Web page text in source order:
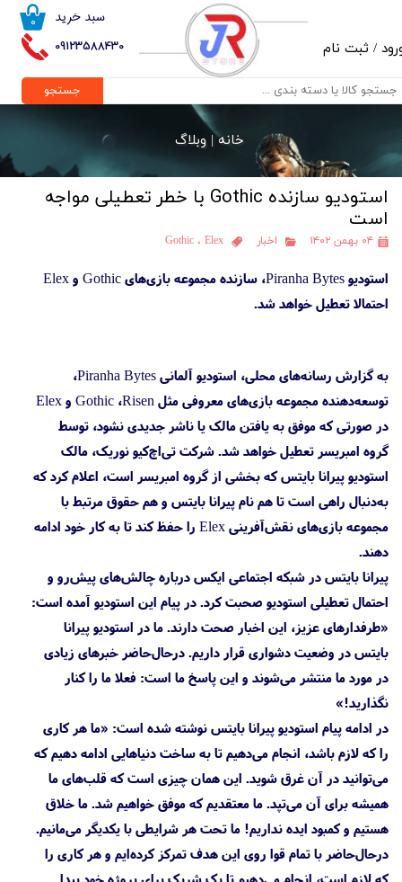
09123588430
۰ سبد خرید
/ ثبت نام
حساب کاربری من
تغییر گذر واژه
خروج از حساب کاربری
جستجو
خانه |وبلاگ
استودیو سازنده Gothic با خطر تعطیلی مواجه
است
۰۴ بهمن ۱۴۰۲ اخبار Gothic ، Elex
استودیو Piranha Bytes، سازنده مجموعه بازی‌های Gothic و Elex
احتمالا تعطیل خواهد شد.
به گزارش رسانه‌های محلی، استودیو آلمانی Piranha Bytes،
توسعه‌دهنده مجموعه بازی‌های معروفی مثل Gothic ،Risen و Elex
در صورتی که موفق به یافتن مالک یا ناشر جدیدی نشود، توسط
گروه امبریسر تعطیل خواهد شد. شرکت تی‌اچ‌کیو نوریک، مالک
استودیو پیرانا بایتس که بخشی از گروه امبریسر است، اعلام کرد که
به‌دنبال راهی است تا هم نام پیرانا بایتس و هم حقوق مرتبط با
مجموعه بازی‌های نقش‌آفرینی Elex را حفظ کند تا به کار خود ادامه
دهند.
پیرانا بایتس در شبکه اجتماعی ایکس درباره چالش‌های پیش‌رو و
احتمال تعطیلی استودیو صحبت کرد. در پیام این استودیو آمده است:
«طرفدارهای عزیز، این اخبار صحت دارند. ما در استودیو پیرانا
بایتس در وضعیت دشواری قرار داریم. درحال‌حاضر خبرهای زیادی
در مورد ما منتشر می‌شوند و این پاسخ ما است: فعلا ما را کنار
نگذارید!»
در ادامه پیام استودیو پیرانا بایتس نوشته شده است: «ما هر کاری
را که لازم باشد، انجام می‌دهیم تا به ساخت دنیاهایی ادامه دهیم که
می‌توانید در آن غرق شوید. این همان چیزی است که قلب‌های ما
همیشه برای آن می‌تپد. ما معتقدیم که موفق خواهیم شد. ما خلاق
هستیم و کمبود ایده نداریم! ما تحت هر شرایطی با یکدیگر می‌مانیم.
درحال‌حاضر با تمام قوا روی این هدف تمرکز کرده‌ایم و هر کاری را